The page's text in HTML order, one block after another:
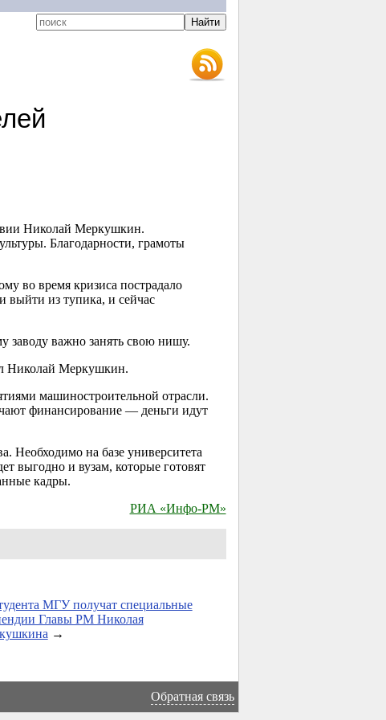
Николай Меркушкин.
Благодарности, грамоты
во время кризиса пострадало
выйти из тупика, и сейчас
заводу важно занять свою нишу.
Николай Меркушкин.
машиностроительной отрасли.
финансирование — деньги идут
Необходимо на базе университета
выгодно и вузам, которые готовят
кадры.
РИА «Инфо-РМ»
МГУ получат специальные
Главы РМ Николая
→
Обратная связь